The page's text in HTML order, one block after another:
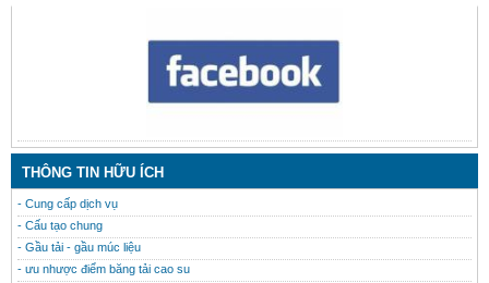
THÔNG TIN HỮU ÍCH
- Cung cấp dịch vụ
- Cấu tạo chung
- Gầu tải - gầu múc liệu
- ưu nhược điểm băng tải cao su